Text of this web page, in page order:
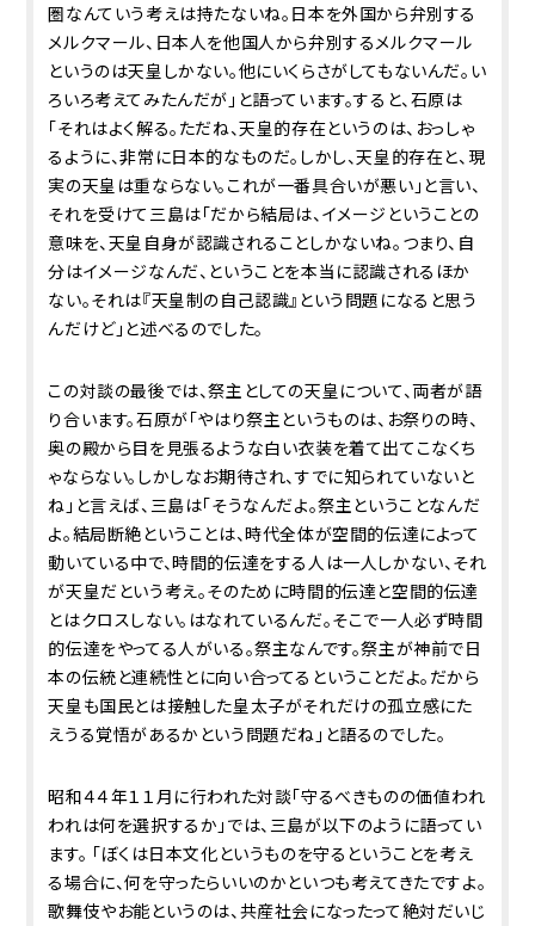
圏なんていう考えは持たないね。日本を外国から弁別する
メルクマール、日本人を他国人から弁別するメルクマール
というのは天皇しかない。他にいくらさがしてもないんだ。い
ろいろ考えてみたんだが」と語っています。すると、石原は
「それはよく解る。ただね、天皇的存在というのは、おっしゃ
るように、非常に日本的なものだ。しかし、天皇的存在と、現
実の天皇は重ならない。これが一番具合いが悪い」と言い、
それを受けて三島は「だから結局は、イメージということの
意味を、天皇自身が認識されることしかないね。つまり、自
分はイメージなんだ、ということを本当に認識されるほか
ない。それは『天皇制の自己認識』という問題になると思う
んだけど」と述べるのでした。
この対談の最後では、祭主としての天皇について、両者が語
り合います。石原が「やはり祭主というものは、お祭りの時、
奥の殿から目を見張るような白い衣装を着て出てこなくち
ゃならない。しかしなお期待され、すでに知られていないと
ね」と言えば、三島は「そうなんだよ。祭主ということなんだ
よ。結局断絶ということは、時代全体が空間的伝達によって
動いている中で、時間的伝達をする人は一人しかない、それ
が天皇だという考え。そのために時間的伝達と空間的伝達
とはクロスしない。はなれているんだ。そこで一人必ず時間
的伝達をやってる人がいる。祭主なんです。祭主が神前で日
本の伝統と連続性とに向い合ってるということだよ。だから
天皇も国民とは接触した皇太子がそれだけの孤立感にた
えうる覚悟があるかという問題だね」と語るのでした。
昭和４４年１１月に行われた対談「守るべきものの価値――われ
われは何を選択するか」では、三島が以下のように語ってい
ます。 「ぼくは日本文化というものを守るということを考え
る場合に、何を守ったらいいのかといつも考えてきたですよ。
歌舞伎やお能というのは、共産社会になったって絶対だいじ